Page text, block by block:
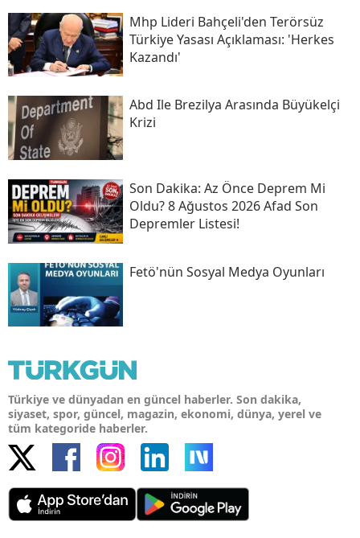
Mhp Lideri Bahçeli'den Terörsüz
Türkiye Yasası Açıklaması: 'herkes
Kazandı'
Abd Ile Brezilya Arasında Büyükelçi
Krizi
Son Daki̇ka: Az Önce Deprem Mi
Oldu? 8 Ağustos 2026 Afad Son
Depremler Listesi!
Fetö'nün Sosyal Medya Oyunları
Türkiye ve dünyadan en güncel haberler. Son dakika,
siyaset, spor, güncel, magazin, ekonomi, dünya, yerel ve
tüm kategoride haberler.